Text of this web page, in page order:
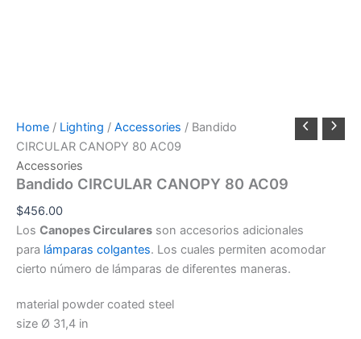
Home / Lighting / Accessories / Bandido
CIRCULAR CANOPY 80 AC09
Accessories
Bandido CIRCULAR CANOPY 80 AC09
$456.00
Los Canopes Circulares son accesorios adicionales
para lámparas colgantes. Los cuales permiten acomodar
cierto número de lámparas de diferentes maneras.
material powder coated steel
size Ø 31,4 in